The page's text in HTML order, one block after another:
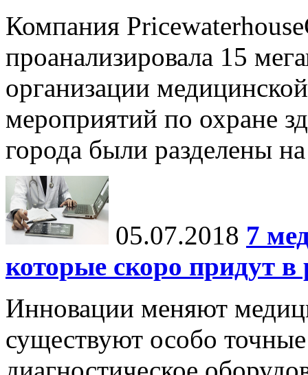
Компания
проанализировала 15
организации
мероприятий по охране
города были разделены
05.07.2018 7
которые скоро придут
Инновации меняют
существуют особо